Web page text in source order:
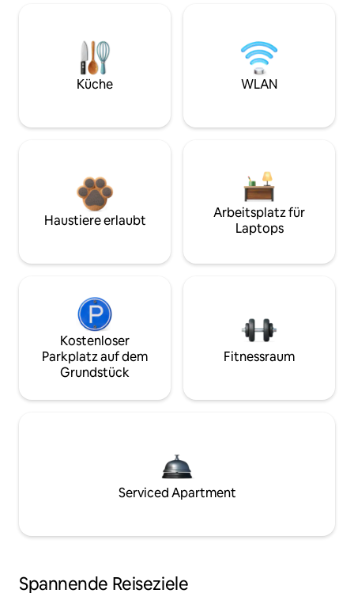
Küche WLAN
Haustiere erlaubt
Arbeitsplatz für
Laptops
Kostenloser
Parkplatz auf dem
Grundstück
Fitnessraum
Serviced Apartment
Spannende Reiseziele